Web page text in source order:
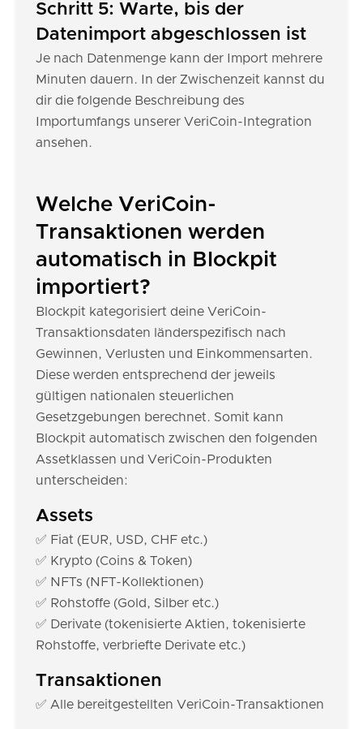
Schritt 5: Warte, bis der
Datenimport abgeschlossen ist
Je nach Datenmenge kann der Import mehrere
Minuten dauern. In der Zwischenzeit kannst du
dir die folgende Beschreibung des
Importumfangs unserer VeriCoin-Integration
ansehen.
Welche VeriCoin-
Transaktionen werden
automatisch in Blockpit
importiert?
Blockpit kategorisiert deine VeriCoin-
Transaktionsdaten länderspezifisch nach
Gewinnen, Verlusten und Einkommensarten.
Diese werden entsprechend der jeweils
gültigen nationalen steuerlichen
Gesetzgebungen berechnet. Somit kann
Blockpit automatisch zwischen den folgenden
Assetklassen und VeriCoin-Produkten
unterscheiden:
Assets
✅ Fiat (EUR, USD, CHF etc.)
✅ Krypto (Coins & Token)
✅ NFTs (NFT-Kollektionen)
✅ Rohstoffe (Gold, Silber etc.)
✅ Derivate (tokenisierte Aktien, tokenisierte
Rohstoffe, verbriefte Derivate etc.)
Transaktionen
✅ Alle bereitgestellten VeriCoin-Transaktionen